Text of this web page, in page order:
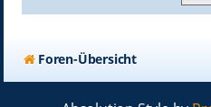
Foren-Übersicht